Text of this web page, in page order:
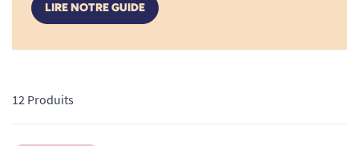
LIRE NOTRE GUIDE
12 Produits